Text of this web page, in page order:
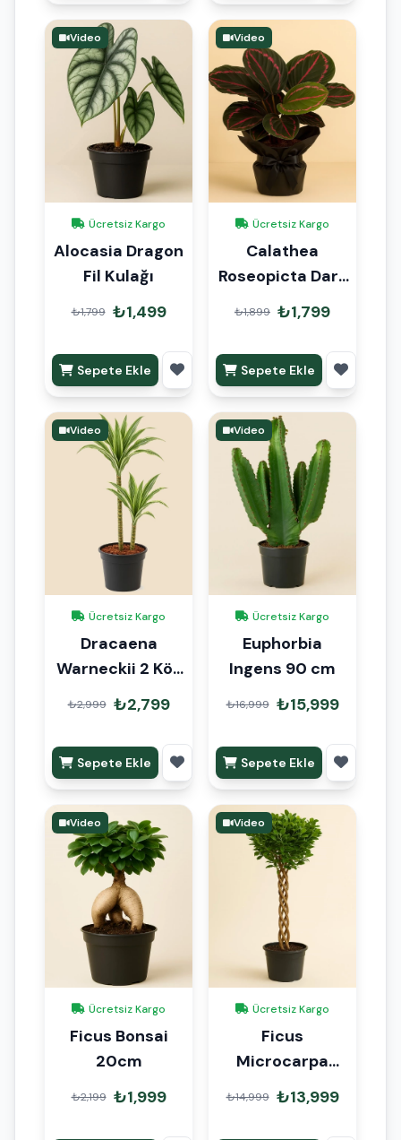
Video
Ücretsiz Kargo
Alocasia Dragon
Fil Kulağı
₺1,799 ₺1,499
Sepete Ekle
Video
Ücretsiz Kargo
Calathea
Roseopicta Dark
Dua Çiçeği
Hediye Paketli
₺1,899 ₺1,799
Sepete Ekle
Video
Ücretsiz Kargo
Dracaena
Warneckii 2 Kök
90cm
₺2,999 ₺2,799
Sepete Ekle
Video
Ücretsiz Kargo
Euphorbia
Ingens 90 cm
₺16,999 ₺15,999
Sepete Ekle
Video
Ücretsiz Kargo
Ficus Bonsai
20cm
₺2,199 ₺1,999
Video
Ücretsiz Kargo
Ficus
Microcarpa
Örgülü 140cm
₺14,999 ₺13,999